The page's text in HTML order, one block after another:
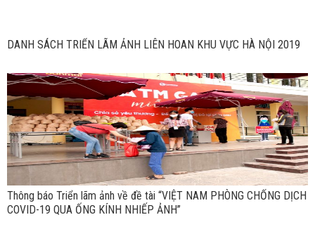
DANH SÁCH TRIỂN LÃM ẢNH LIÊN HOAN KHU VỰC HÀ NỘI 2019
Thông báo Triển lãm ảnh về đề tài “VIỆT NAM PHÒNG CHỐNG DỊCH
COVID-19 QUA ỐNG KÍNH NHIẾP ẢNH”